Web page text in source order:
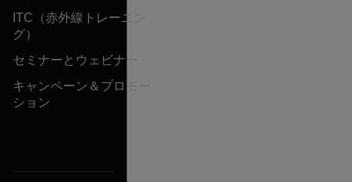
ITC（赤外線トレーニン
グ）
セミナーとウェビナー
キャンペーン＆プロモー
ション